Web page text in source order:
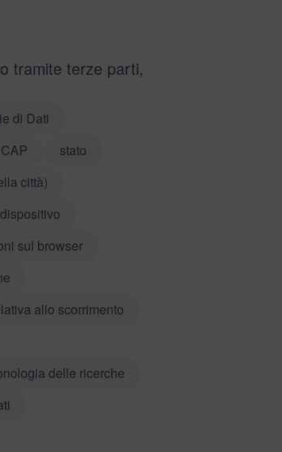
tramite terze parti,
di Dati
CAP
stato
città)
sul browser
allo scorrimento
delle ricerche